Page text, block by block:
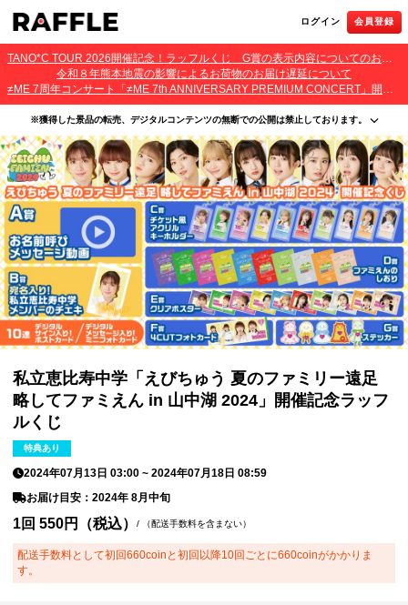
ログイン 会員登録
TANO*C TOUR 2026開催記念！ラッフルくじ G賞の表示内容についてのお詫びとご報告
令和８年熊本地震の影響によるお荷物のお届け遅延について
≠ME 7周年コンサート「≠ME 7th ANNIVERSARY PREMIUM CONCERT」開催記念ラッフルくじ 景品お届け遅延のお詫びとご案内
※獲得した景品の転売、デジタルコンテンツの無断での公開は禁止しております。
・本サービスで獲得された景品をオークション等へ出品する行為、その他営利目的での転売行
為は禁止しております。
・本サービスで獲得された動画･画像･ボイス等のデジタルコンテンツは、出品者が著作権を有
しております。無断でのSNS等での公開、譲渡、その他著作権を侵害する行為は禁止しており
ます。
・当選権利は当選者ご本人のみ有効となります。当選権利の譲渡、オークション等への出品、
その他営利目的での転売は禁止しております。
私立恵比寿中学「えびちゅう 夏のファミリー遠足
略してファミえん in 山中湖 2024」開催記念ラッフ
ルくじ
特典あり
2024年07月13日 03:00 ~2024年07月18日 08:59
お届け目安：2024年 8月中旬
1回 550円（税込）/ （配送手数料を含まない）
配送手数料として初回660coinと初回以降10回ごとに660coinがかかりま
す。